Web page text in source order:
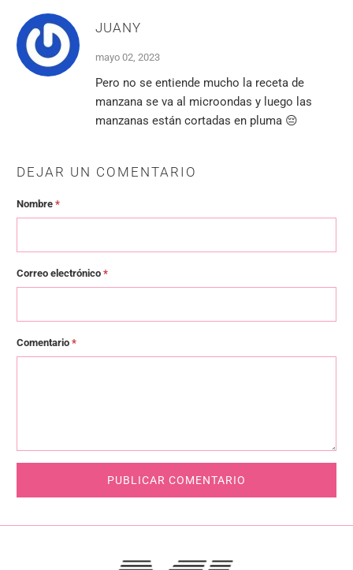
JUANY
mayo 02, 2023
Pero no se entiende mucho la receta de
manzana se va al microondas y luego las
manzanas están cortadas en pluma 😔
DEJAR UN COMENTARIO
Nombre*
Correo electrónico*
Comentario*